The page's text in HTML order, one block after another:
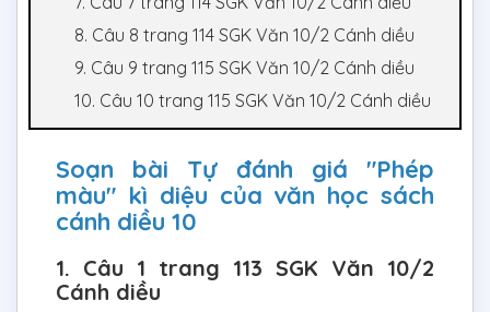
8. Câu 8 trang 114 SGK Văn 10/2 Cánh diều
9. Câu 9 trang 115 SGK Văn 10/2 Cánh diều
10. Câu 10 trang 115 SGK Văn 10/2 Cánh diều
Soạn bài Tự đánh giá "Phép
màu" kì diệu của văn học sách
cánh diều 10
1. Câu 1 trang 113 SGK Văn 10/2
Cánh diều